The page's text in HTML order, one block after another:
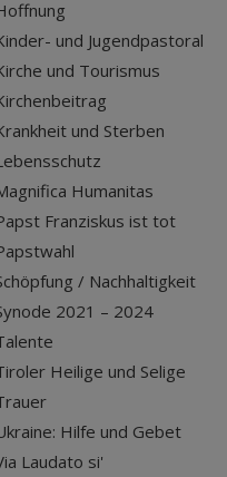
und Jugendpastoral
und Tourismus
und Sterben
Humanitas
Franziskus ist tot
/ Nachhaltigkeit
2021 – 2024
Heilige und Selige
Hilfe und Gebet
Laudato si'